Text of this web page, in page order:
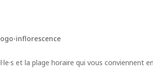
et la plage horaire qui vous conviennent